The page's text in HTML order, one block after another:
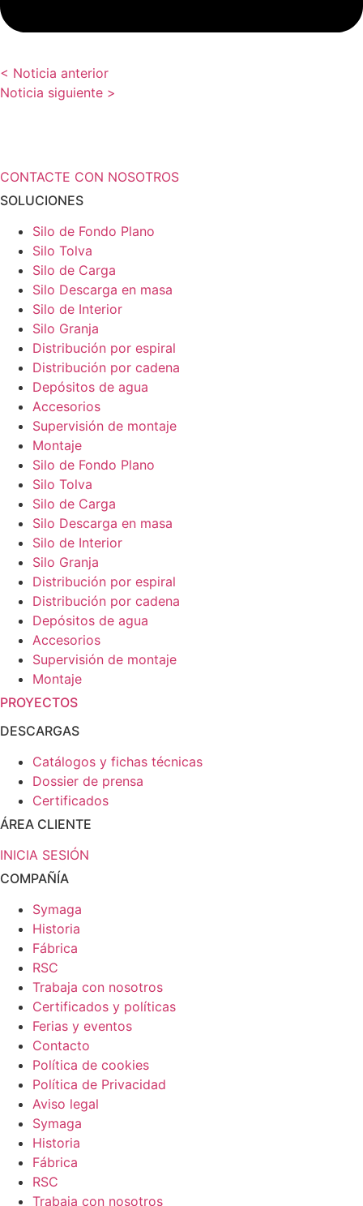
< Noticia anterior
Noticia siguiente >
CONTACTE CON NOSOTROS
SOLUCIONES
Silo de Fondo Plano
Silo Tolva
Silo de Carga
Silo Descarga en masa
Silo de Interior
Silo Granja
Distribución por espiral
Distribución por cadena
Depósitos de agua
Accesorios
Supervisión de montaje
Montaje
Silo de Fondo Plano
Silo Tolva
Silo de Carga
Silo Descarga en masa
Silo de Interior
Silo Granja
Distribución por espiral
Distribución por cadena
Depósitos de agua
Accesorios
Supervisión de montaje
Montaje
PROYECTOS
DESCARGAS
Catálogos y fichas técnicas
Dossier de prensa
Certificados
ÁREA CLIENTE
INICIA SESIÓN
COMPAÑÍA
Symaga
Historia
Fábrica
RSC
Trabaja con nosotros
Certificados y políticas
Ferias y eventos
Contacto
Política de cookies
Política de Privacidad
Aviso legal
Symaga
Historia
Fábrica
RSC
Trabaja con nosotros